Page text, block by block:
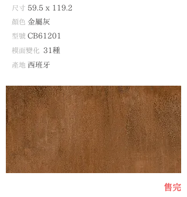
尺寸 59.5 x 119.2
顏色 金屬灰
型號 CB61201
模面變化 31種
產地 西班牙
​售完